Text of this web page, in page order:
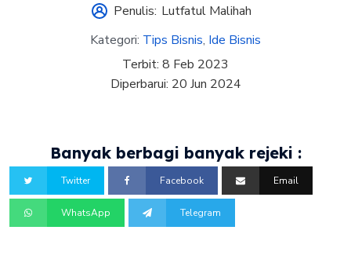
Penulis: Lutfatul Malihah
Kategori: Tips Bisnis, Ide Bisnis
Terbit: 8 Feb 2023
Diperbarui: 20 Jun 2024
Banyak berbagi banyak rejeki :
Twitter Facebook Email
WhatsApp Telegram